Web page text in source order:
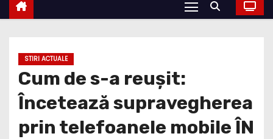
STIRI ACTUALE
Cum de s-a reușit:
Încetează supravegherea
prin telefoanele mobile ÎN